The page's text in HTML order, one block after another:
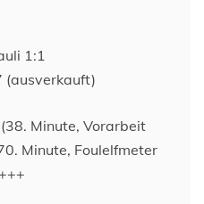
1:1
(ausverkauft)
Minute, Vorarbeit
Minute, Foulelfmeter